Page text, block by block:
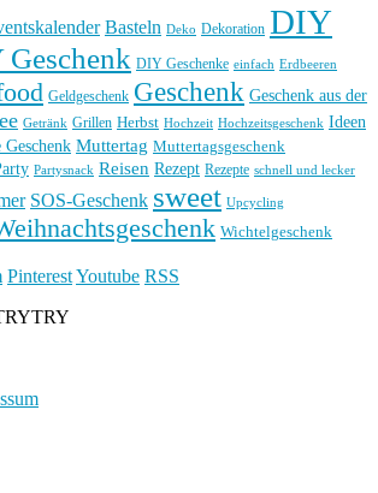
Basteln Deko Dekoration DIY
DIY Geschenke einfach Erdbeeren
Geldgeschenk Geschenk Geschenk aus der
Getränk Grillen Herbst Hochzeit Hochzeitsgeschenk Ideen
Muttertag Muttertagsgeschenk
Partysnack Reisen Rezept Rezepte schnell und lecker
SOS-Geschenk sweet Upcycling
Wichtelgeschenk
PinterestYoutube RSS